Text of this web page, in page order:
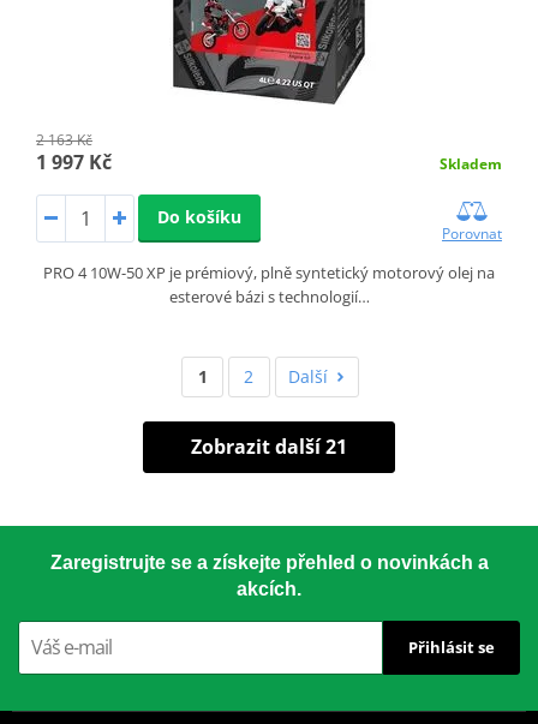
2 163 Kč
1 997 Kč Skladem
Do košíku
Porovnat
PRO 4 10W-50 XP je prémiový, plně syntetický motorový olej na
esterové bázi s technologií…
1 2 Další
Zobrazit další 21
Zaregistrujte se a získejte přehled o novinkách a
akcích.
Přihlásit se